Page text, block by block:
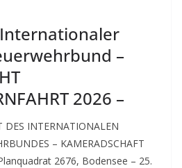
–
2026 –
DES INTERNATIONALEN
– KAMERADSCHAFT
2676, Bodensee – 25.